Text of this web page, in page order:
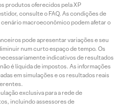
produtos oferecidos pela XP
consulte o FAQ. As condições de
macroeconômico podem afetar o
pode apresentar variações e seu
num curto espaço de tempo. Os
indicativos de resultados
é líquida de impostos. As informações
em simulações e os resultados reais
exclusiva para a rede de
incluindo assessores de